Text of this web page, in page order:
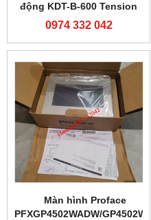
động KDT-B-600 Tension
controller-0974332042
0974 332 042
Màn hình Proface
PFXGP4502WADW/GP4502WW